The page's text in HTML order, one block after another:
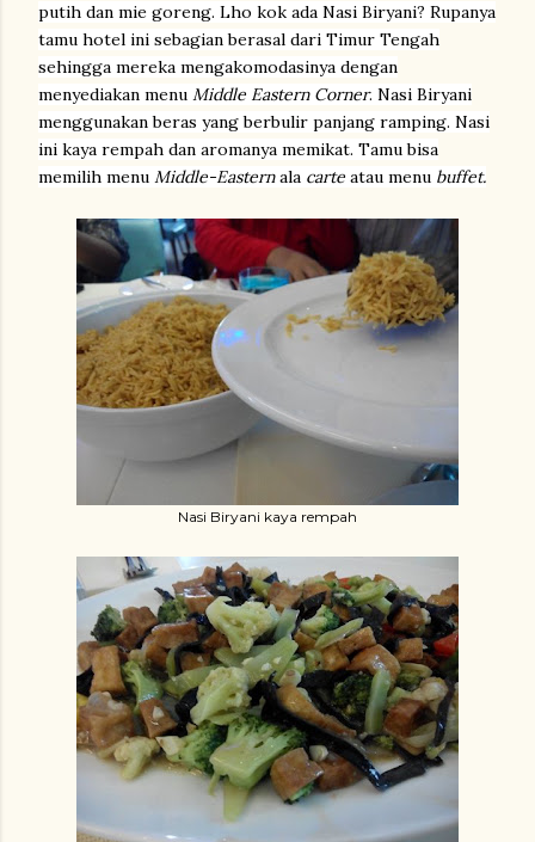
putih dan mie goreng. Lho kok ada Nasi Biryani? Rupanya
tamu hotel ini sebagian berasal dari Timur Tengah
sehingga mereka mengakomodasinya dengan
menyediakan menu Middle Eastern Corner. Nasi Biryani
menggunakan beras yang berbulir panjang ramping. Nasi
ini kaya rempah dan aromanya memikat. Tamu bisa
memilih menu Middle-Easternala carte atau menu buffet.
Nasi Biryani kaya rempah